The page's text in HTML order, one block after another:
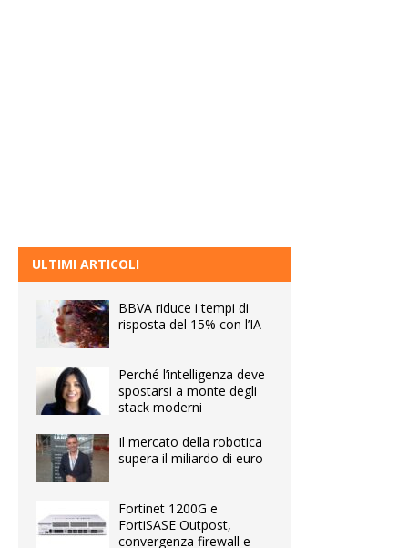
ULTIMI ARTICOLI
BBVA riduce i tempi di
risposta del 15% con l’IA
Perché l’intelligenza deve
spostarsi a monte degli
stack moderni
Il mercato della robotica
supera il miliardo di euro
Fortinet 1200G e
FortiSASE Outpost,
convergenza firewall e